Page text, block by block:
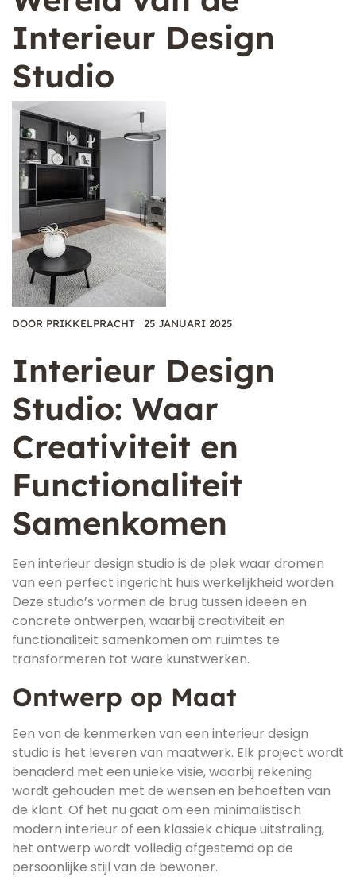
Interieur Design
Studio
DOOR PRIKKELPRACHT 25 JANUARI 2025
Interieur Design
Studio: Waar
Creativiteit en
Functionaliteit
Samenkomen
Een interieur design studio is de plek waar dromen
van een perfect ingericht huis werkelijkheid worden.
Deze studio’s vormen de brug tussen ideeën en
concrete ontwerpen, waarbij creativiteit en
functionaliteit samenkomen om ruimtes te
transformeren tot ware kunstwerken.
Ontwerp op Maat
Een van de kenmerken van een interieur design
studio is het leveren van maatwerk. Elk project wordt
benaderd met een unieke visie, waarbij rekening
wordt gehouden met de wensen en behoeften van
de klant. Of het nu gaat om een minimalistisch
modern interieur of een klassiek chique uitstraling,
het ontwerp wordt volledig afgestemd op de
persoonlijke stijl van de bewoner.